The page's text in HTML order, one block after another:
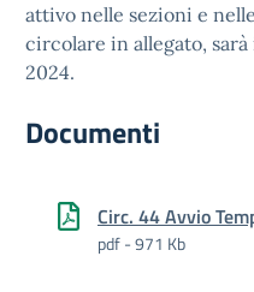
attivo nelle sezioni e
circolare in allegato,
2024.
Documenti
Circ. 44 Avvio
pdf - 971 Kb